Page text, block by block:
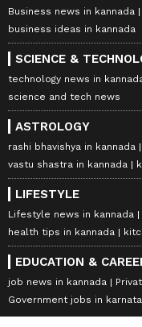
Business news in kannada
business ideas in kannada
SCIENCE &
technology news in
science and tech news
ASTROLOGY
rashi bhavishya in kannada
vastu shastra in kannada
LIFESTYLE
Lifestyle news in kannada
health tips in kannada
EDUCATION &
job news in kannada
Government jobs in